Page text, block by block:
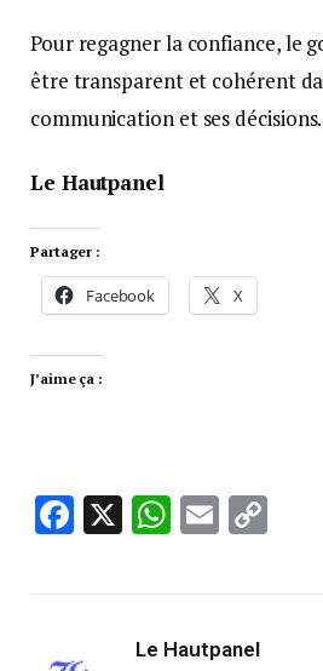
Pour regagner la confiance, le
être transparent et cohérent
communication et ses décisions.
Le Hautpanel
Partager :
Facebook X
J’aime ça :
Facebook
X Email
Le Hautpanel